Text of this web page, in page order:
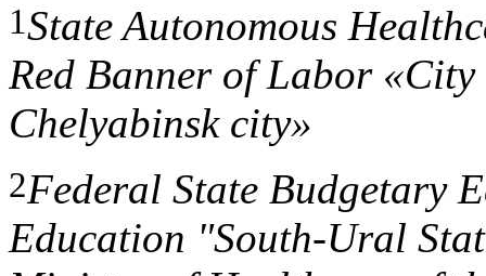
1State Autonomous
Red Banner of Labor «Сity
Chelyabinsk city»
2Federal State Budgetary
Education "South-Ural